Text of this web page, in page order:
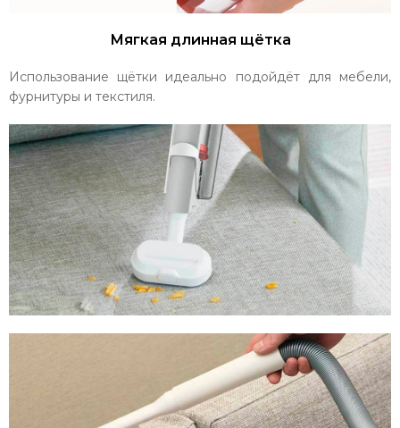
Мягкая длинная щётка
Использование щётки идеально подойдёт для мебели,
фурнитуры и текстиля.